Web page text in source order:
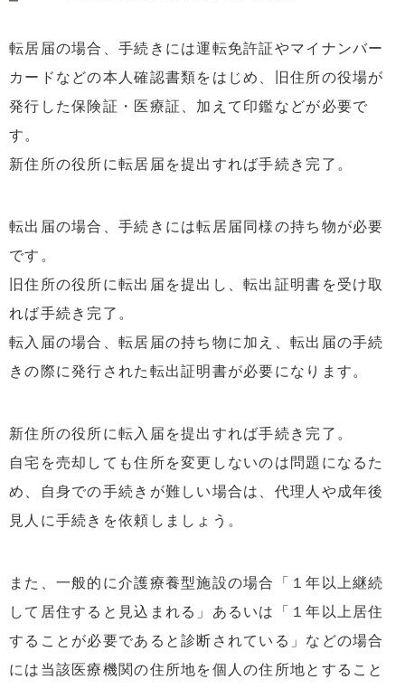
転居届の場合、手続きには運転免許証やマイナンバー
カードなどの本人確認書類をはじめ、旧住所の役場が
発行した保険証・医療証、加えて印鑑などが必要で
す。
新住所の役所に転居届を提出すれば手続き完了。
転出届の場合、手続きには転居届同様の持ち物が必要
です。
旧住所の役所に転出届を提出し、転出証明書を受け取
れば手続き完了。
転入届の場合、転居届の持ち物に加え、転出届の手続
きの際に発行された転出証明書が必要になります。
新住所の役所に転入届を提出すれば手続き完了。
自宅を売却しても住所を変更しないのは問題になるた
め、自身での手続きが難しい場合は、代理人や成年後
見人に手続きを依頼しましょう。
また、一般的に介護療養型施設の場合「１年以上継続
して居住すると見込まれる」あるいは「１年以上居住
することが必要であると診断されている」などの場合
には当該医療機関の住所地を個人の住所地とすること